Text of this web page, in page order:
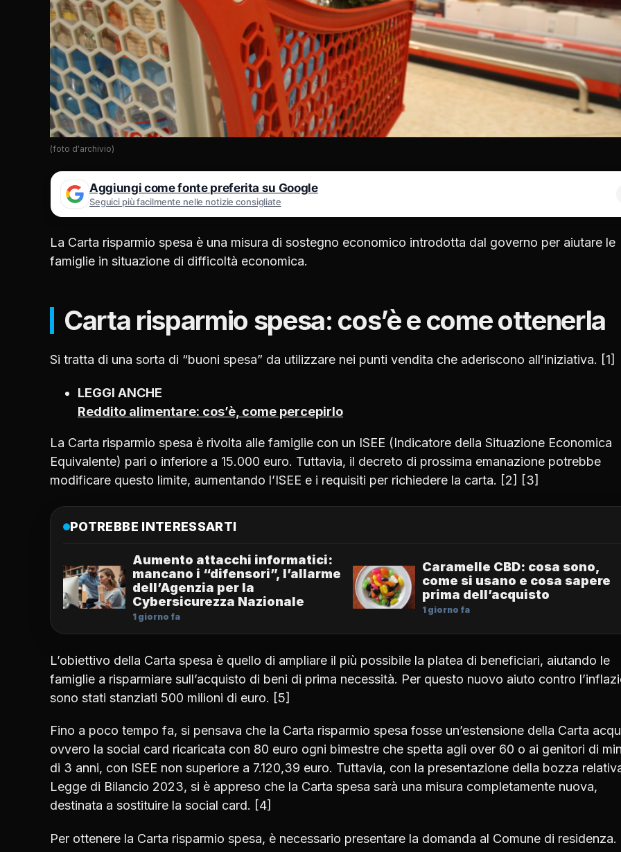
(foto d'archivio)
Aggiungi come fonte preferita su Google
Seguici più facilmente nelle notizie consigliate
La Carta risparmio spesa è una misura di sostegno economico introdotta dal governo per aiutare le
famiglie in situazione di difficoltà economica.
Carta risparmio spesa: cos’è e come ottenerla
Si tratta di una sorta di “buoni spesa” da utilizzare nei punti vendita che aderiscono all’iniziativa. [1]
LEGGI ANCHE
Reddito alimentare: cos’è, come percepirlo
La Carta risparmio spesa è rivolta alle famiglie con un ISEE (Indicatore della Situazione Economica
Equivalente) pari o inferiore a 15.000 euro. Tuttavia, il decreto di prossima emanazione potrebbe
modificare questo limite, aumentando l’ISEE e i requisiti per richiedere la carta. [2] [3]
POTREBBE INTERESSARTI
Aumento attacchi informatici:
mancano i “difensori”, l’allarme
dell’Agenzia per la
Cybersicurezza Nazionale
1 giorno fa
Caramelle CBD: cosa sono,
come si usano e cosa sapere
prima dell’acquisto
1 giorno fa
L’obiettivo della Carta spesa è quello di ampliare il più possibile la platea di beneficiari, aiutando le
famiglie a risparmiare sull’acquisto di beni di prima necessità. Per questo nuovo aiuto contro
sono stati stanziati 500 milioni di euro. [5]
Fino a poco tempo fa, si pensava che la Carta risparmio spesa fosse un’estensione della Carta
ovvero la social card ricaricata con 80 euro ogni bimestre che spetta agli over 60 o ai genitori di
di 3 anni, con ISEE non superiore a 7.120,39 euro. Tuttavia, con la presentazione della bozza
Legge di Bilancio 2023, si è appreso che la Carta spesa sarà una misura completamente nuova,
destinata a sostituire la social card. [4]
Per ottenere la Carta risparmio spesa, è necessario presentare la domanda al Comune di residenza.